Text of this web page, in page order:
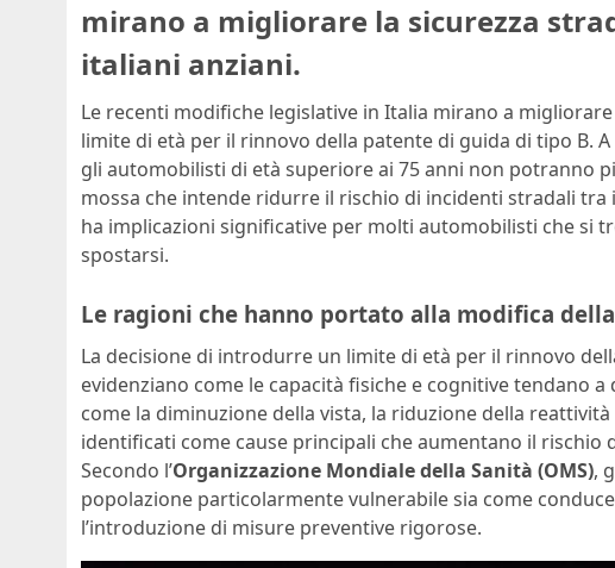
mirano a migliorare la sicurezza
italiani anziani.
Le recenti modifiche legislative in Italia mirano a
limite di età per il rinnovo della patente di guida di tipo B.
gli automobilisti di età superiore ai 75 anni non potranno
mossa che intende ridurre il rischio di incidenti stradali
ha implicazioni significative per molti automobilisti che si
spostarsi.
Le ragioni che hanno portato alla modifica
La decisione di introdurre un limite di età per il rinnovo
evidenziano come le capacità fisiche e cognitive tendano a
come la diminuzione della vista, la riduzione della
identificati come cause principali che aumentano il
Secondo l’Organizzazione Mondiale della Sanità (OMS),
popolazione particolarmente vulnerabile sia come
l’introduzione di misure preventive rigorose.